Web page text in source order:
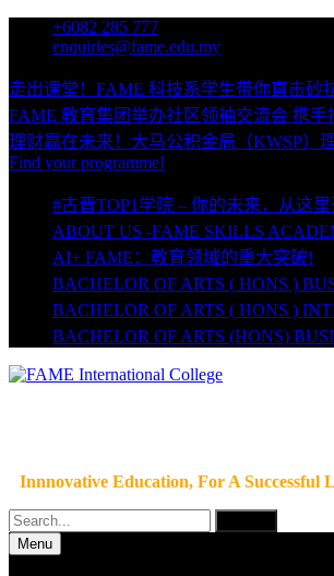
+6082 285 777
enquiries@fame.edu.my
走出课堂！FAME 科技系学生带你直击砂
FAME 教育集团举办社区领袖交流会 携
理财赢在未来！大马公积金局（KWSP）
Find your programme!
#古晋TOP1学院 – 你的未来，从这里
ABOUT US -FAME SKILLS
AI+ FAME：教育领域的重大突破!
BACHELOR OF ARTS ( HONS )
BACHELOR OF ARTS ( HONS )
BACHELOR OF ARTS (HONS)
Innnovative Education, For A Successful
Search
for:Menu